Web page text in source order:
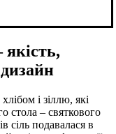
і зіллю, які
стола – святкового
сіль подавалася в